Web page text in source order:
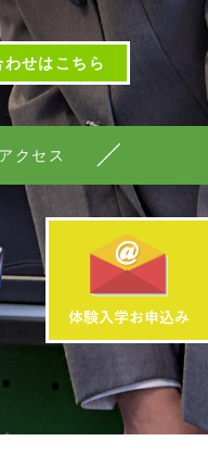
わせはこちら
アクセス